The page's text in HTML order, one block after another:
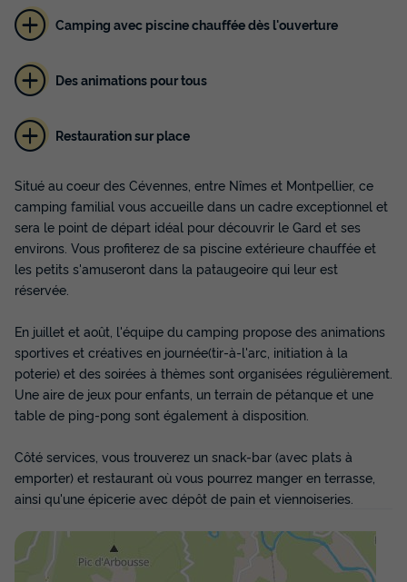
BUNGALOW TOILÉ 4 personnes - Tithome
avec sanitaire (sans salle de bain avec
WC)
Surface
30m²
Adultes Chambres
BUNGALOW TOILÉ 4 personnes - Tithome avec sanitaire
(sans salle de bain avec WC)
du19/08/2026au26/08/2026
Modifier les dates
564 €
Voir les disponibilités
Camping avec piscine chauffée dès l'ouverture
Des animations pour tous
Restauration sur place
Situé au coeur des Cévennes, entre Nîmes et Montpellier, ce
camping familial vous accueille dans un cadre exceptionnel et
sera le point de départ idéal pour découvrir le Gard et ses
environs. Vous profiterez de sa piscine extérieure chauffée et
les petits s'amuseront dans la pataugeoire qui leur est
réservée.
En juillet et août, l'équipe du camping propose des animations
sportives et créatives en journée(tir-à-l'arc, initiation à la
poterie) et des soirées à thèmes sont organisées régulièrement.
Une aire de jeux pour enfants, un terrain de pétanque et une
table de ping-pong sont également à disposition.
Côté services, vous trouverez un snack-bar (avec plats à
emporter) et restaurant où vous pourrez manger en terrasse,
ainsi qu'une épicerie avec dépôt de pain et viennoiseries.